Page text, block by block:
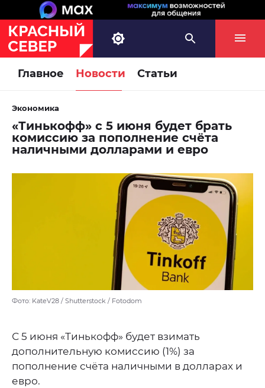
Главное Новости Статьи
Экономика
«Тинькофф» с 5 июня будет брать
комиссию за пополнение счёта
наличными долларами и евро
Фото: KateV28 / Shutterstock / Fotodom
С 5 июня «Тинькофф» будет взимать
дополнительную комиссию (1%) за
пополнение счёта наличными в долларах и
евро.